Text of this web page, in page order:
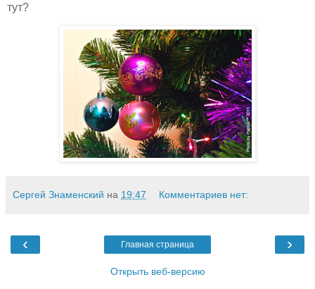
тут?
Сергей Знаменский на 19:47 Комментариев нет:
‹ ›
Главная страница
Открыть веб-версию